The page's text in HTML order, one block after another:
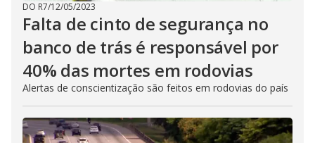
DO R7/12/05/2023
Falta de cinto de segurança no
banco de trás é responsável por
40% das mortes em rodovias
Alertas de conscientização são feitos em rodovias do país